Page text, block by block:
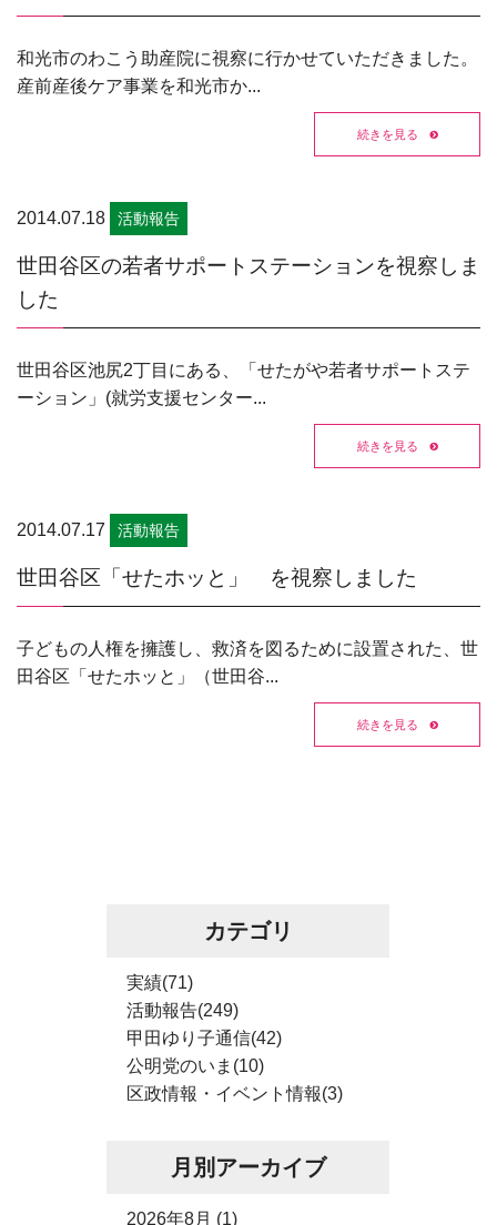
和光市のわこう助産院に視察に行かせていただきました。
産前産後ケア事業を和光市か...
続きを見る
2014.07.18 活動報告
世田谷区の若者サポートステーションを視察しま
した
世田谷区池尻2丁目にある、「せたがや若者サポートステ
ーション」(就労支援センター...
続きを見る
2014.07.17 活動報告
世田谷区「せたホッと」 を視察しました
子どもの人権を擁護し、救済を図るために設置された、世
田谷区「せたホッと」（世田谷...
続きを見る
カテゴリ
実績(71)
活動報告(249)
甲田ゆり子通信(42)
公明党のいま(10)
区政情報・イベント情報(3)
月別アーカイブ
2026年8月 (1)